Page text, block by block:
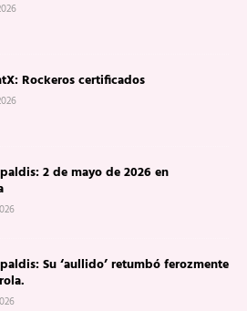
Rockeros certificados
2 de mayo de 2026 en
Su ‘aullido’ retumbó ferozmente